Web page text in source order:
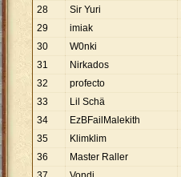
28
Sir Yuri
29
imiak
30
W0nki
31
Nirkados
32
profecto
33
Lil Schä
34
EzBFailMalekith
35
Klimklim
36
Master Raller